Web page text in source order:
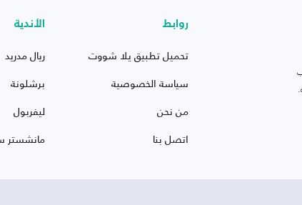
روابط
تحميل تطبيق يلا شووت
سياسة الخصوصية
من نحن
اتصل بنا
الأندية
ريال مدريد
برشلونة
ليفربول
مانشستر